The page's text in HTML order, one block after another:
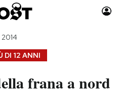
Auto
Moda
DI 12 ANNI
frana a nord